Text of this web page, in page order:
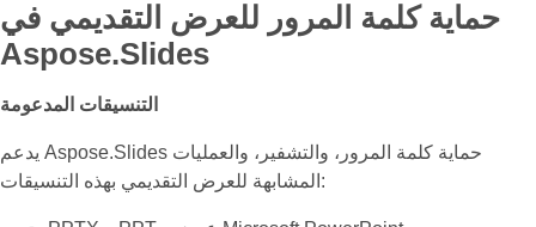
حماية كلمة المرور للعرض التقديمي في
Aspose.Slides
التنسيقات المدعومة
يدعم Aspose.Slides حماية كلمة المرور، والتشفير، والعمليات
المشابهة للعرض التقديمي بهذه التنسيقات: